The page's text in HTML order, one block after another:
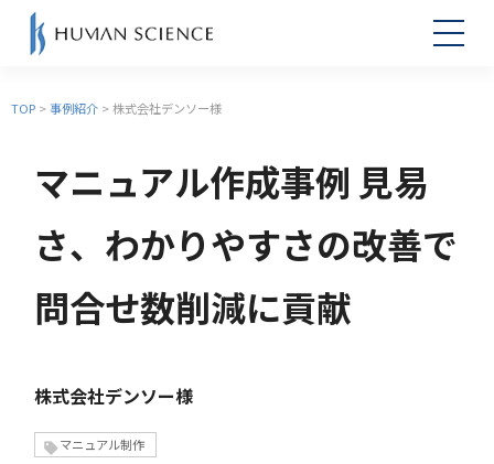
TOP >事例紹介 > 株式会社デンソー様
マニュアル作成事例 見易
さ、わかりやすさの改善で
問合せ数削減に貢献
株式会社デンソー様
マニュアル制作